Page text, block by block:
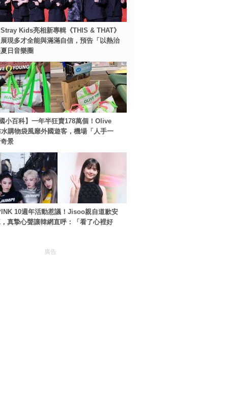
Kids亮相新專輯《THIS & THAT》
現多才全能與滿滿自信，預告「以熱治
日音樂圈
小百科】一年半狂賣178萬個！Olive
購物袋風靡外國遊客，機場「人手一
景
10週年活動惹議！Jisoo親自道歉安
真摯心聲讓韓網直呼：「看了心裡好
廣告